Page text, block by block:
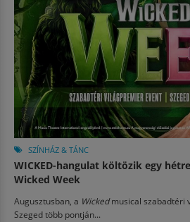
SZÍNHÁZ & TÁNC
WICKED-hangulat költözik egy
Wicked Week
Augusztusban, a Wickedmusical szabadtéri
Szeged több pontján...